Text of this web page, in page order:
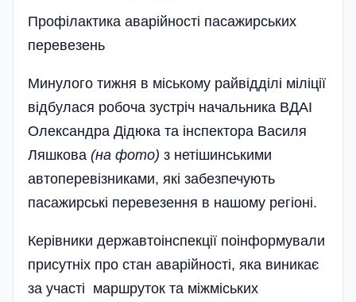
Профілактика аварійності пасажирських
перевезень
Минулого тижня в міському райвідділі міліції
відбулася робоча зустріч начальника ВДАІ
Олександра Дідюка та інспектора Василя
Ляшкова (на фото) з нетішинськими
автоперевізниками, які забезпечують
пасажирські перевезення в нашому регіоні.
Керівники державтоінспекції поінформували
присутніх про стан аварійності, яка виникає
за участі маршруток та міжміських